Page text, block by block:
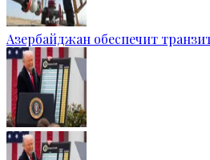
Азербайджан обеспечит